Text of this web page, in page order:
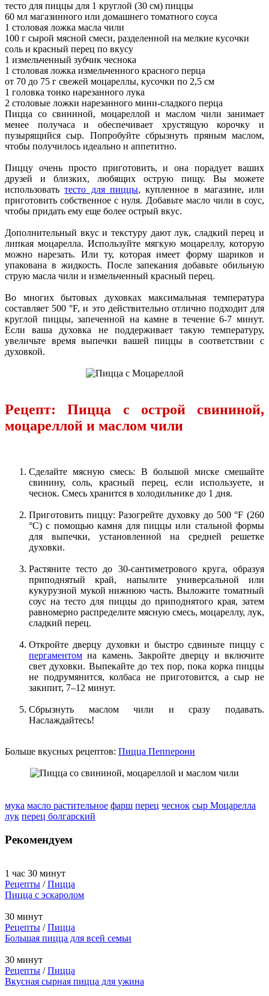
тесто для пиццы для 1 круглой (30 см) пиццы
60 мл магазинного или домашнего томатного соуса
1 столовая ложка масла чили
100 г сырой мясной смеси, разделенной на мелкие кусочки
соль и красный перец по вкусу
1 измельченный зубчик чеснока
1 столовая ложка измельченного красного перца
от 70 до 75 г свежей моцареллы, кусочки по 2,5 см
1 головка тонко нарезанного лука
2 столовые ложки нарезанного мини-сладкого перца
Пицца со свининой, моцареллой и маслом чили занимает
менее получаса и обеспечивает хрустящую корочку и
пузырящийся сыр. Попробуйте сбрызнуть пряным маслом,
чтобы получилось идеально и аппетитно.
Пиццу очень просто приготовить, и она порадует ваших
друзей и близких, любящих острую пищу. Вы можете
использоватьтесто для пиццы, купленное в магазине, или
приготовить собственное с нуля. Добавьте масло чили в соус,
чтобы придать ему еще более острый вкус.
Дополнительный вкус и текстуру дают лук, сладкий перец и
липкая моцарелла. Используйте мягкую моцареллу, которую
можно нарезать. Или ту, которая имеет форму шариков и
упакована в жидкость. После запекания добавьте обильную
струю масла чили и измельченный красный перец.
Во многих бытовых духовках максимальная температура
составляет 500 °F, и это действительно отлично подходит для
круглой пиццы, запеченной на камне в течение 6-7 минут.
Если ваша духовка не поддерживает такую температуру,
увеличьте время выпечки вашей пиццы в соответствии с
духовкой.
Рецепт: Пицца с острой свининой,
моцареллой и маслом чили
Сделайте мясную смесь: В большой миске смешайте
свинину, соль, красный перец, если используете, и
чеснок. Смесь хранится в холодильнике до 1 дня.
Приготовить пиццу: Разогрейте духовку до 500 °F (260
°C) с помощью камня для пиццы или стальной формы
для выпечки, установленной на средней решетке
духовки.
Растяните тесто до 30-сантиметрового круга, образуя
приподнятый край, напылите универсальной или
кукурузной мукой нижнюю часть. Выложите томатный
соус на тесто для пиццы до приподнятого края, затем
равномерно распределите мясную смесь, моцареллу, лук,
сладкий перец.
Откройте дверцу духовки и быстро сдвиньте пиццу с
пергаментом на камень. Закройте дверцу и включите
свет духовки. Выпекайте до тех пор, пока корка пиццы
не подрумянится, колбаса не приготовится, а сыр не
закипит, 7–12 минут.
Сбрызнуть маслом чили и сразу подавать.
Наслаждайтесь!
Больше вкусных рецептов: Пицца Пепперони
мука масло растительное фарш перец чеснок сыр Моцарелла
лук перец болгарский
Рекомендуем
1 час 30 минут
Рецепты /Пицца
Пицца с эскаролом
30 минут
Рецепты /Пицца
Большая пицца для всей семьи
30 минут
Рецепты /Пицца
Вкусная сырная пицца для ужина